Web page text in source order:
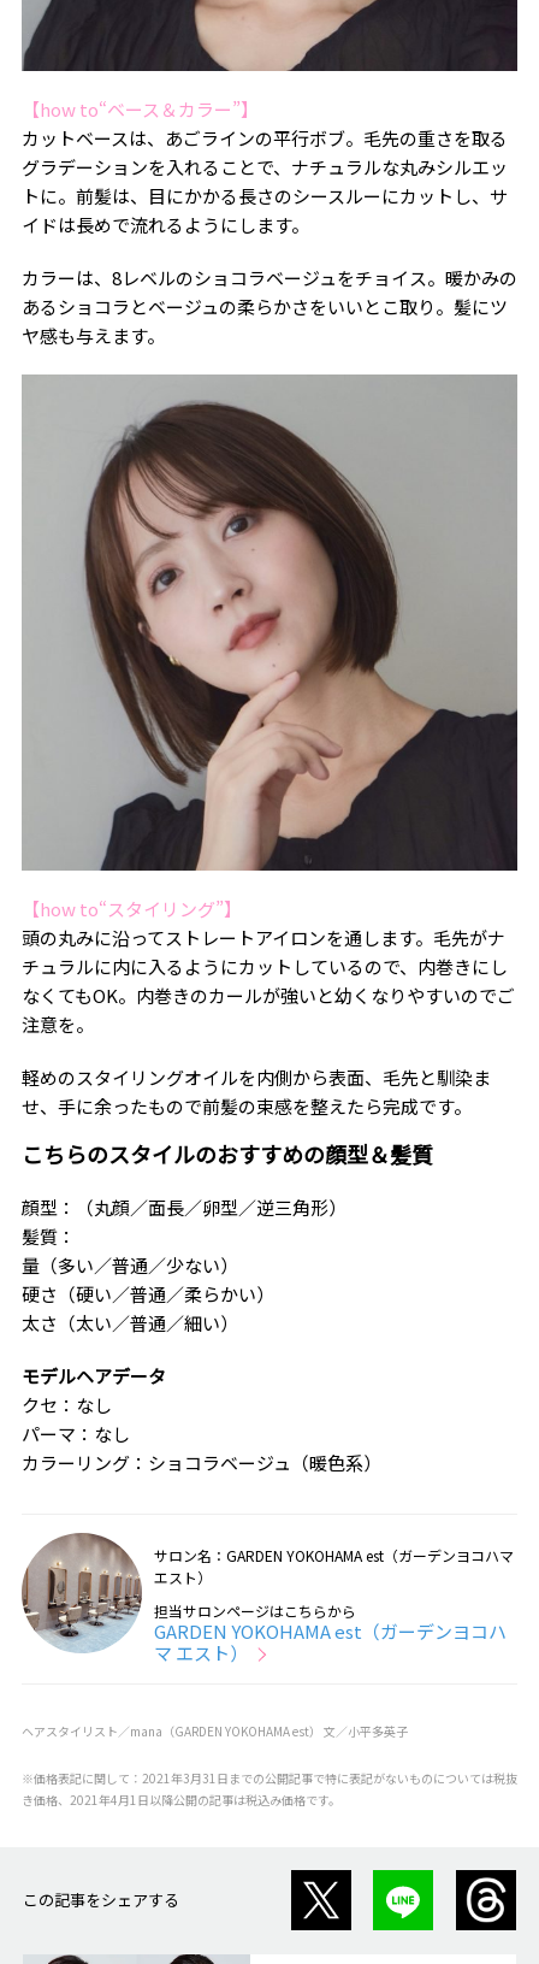
【how to“ベース＆カラー”】
カットベースは、あごラインの平行ボブ。毛先の重さを取る
グラデーションを入れることで、ナチュラルな丸みシルエッ
トに。前髪は、目にかかる長さのシースルーにカットし、サ
イドは長めで流れるようにします。
カラーは、8レベルのショコラベージュをチョイス。暖かみの
あるショコラとベージュの柔らかさをいいとこ取り。髪にツ
ヤ感も与えます。
【how to“スタイリング”】
頭の丸みに沿ってストレートアイロンを通します。毛先がナ
チュラルに内に入るようにカットしているので、内巻きにし
なくてもOK。内巻きのカールが強いと幼くなりやすいのでご
注意を。
軽めのスタイリングオイルを内側から表面、毛先と馴染ま
せ、手に余ったもので前髪の束感を整えたら完成です。
こちらのスタイルのおすすめの顔型＆髪質
顔型：（丸顔／面長／卵型／逆三角形）
髪質：
量（多い／普通／少ない）
硬さ（硬い／普通／柔らかい）
太さ（太い／普通／細い）
モデルヘアデータ
クセ：なし
パーマ：なし
カラーリング：ショコラベージュ（暖色系）
サロン名：GARDEN YOKOHAMA est（ガーデンヨコハマ
エスト）
担当サロンページはこちらから
GARDEN YOKOHAMA est（ガーデンヨコハ
マ エスト）
ヘアスタイリスト／mana（GARDEN YOKOHAMA est） 文／小平多英子
※価格表記に関して：2021年3月31日までの公開記事で特に表記がないものについては税抜
き価格、2021年4月1日以降公開の記事は税込み価格です。
この記事をシェアする